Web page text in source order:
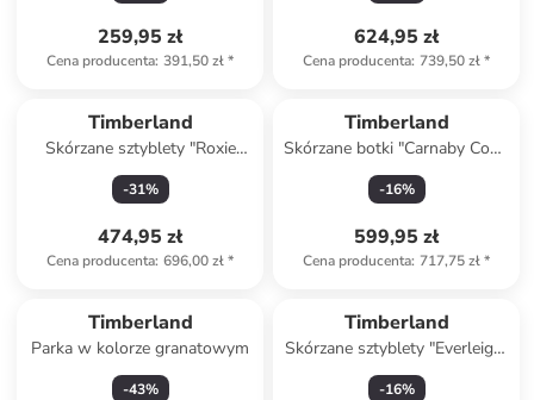
259,95 zł
Cena producenta: 391,50 zł*
624,95 zł
Cena producenta: 739,50 zł*
Timberland
Skórzane sztyblety "Roxie
Lane" w kolorze beżowym
-31%
474,95 zł
Cena producenta: 696,00 zł*
Timberland
Skórzane botki "Carnaby Cool"
w kolorze czarnym
-16%
599,95 zł
Cena producenta: 717,75 zł*
Timberland
Parka w kolorze granatowym
-43%
Timberland
Skórzane sztyblety "Everleigh"
w kolorze czarnym
-16%